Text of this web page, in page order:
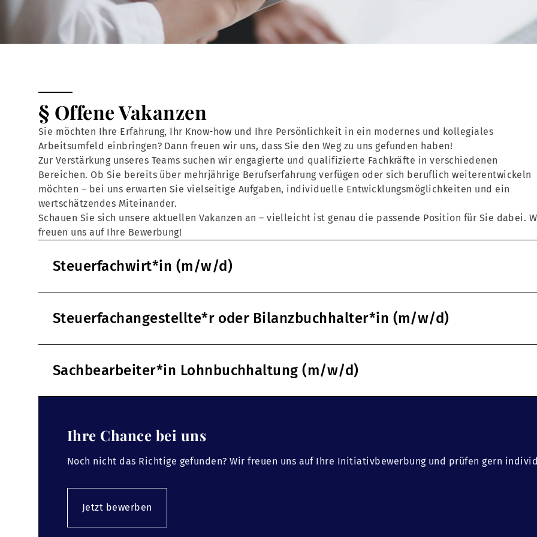
§ Offene Vakanzen
Sie möchten Ihre Erfahrung, Ihr Know-how und Ihre Persönlichkeit in ein modernes und kollegiales
Arbeitsumfeld einbringen? Dann freuen wir uns, dass Sie den Weg zu uns gefunden haben!
Zur Verstärkung unseres Teams suchen wir engagierte und qualifizierte Fachkräfte in verschiedenen
Bereichen. Ob Sie bereits über mehrjährige Berufserfahrung verfügen oder sich beruflich weiterentwickeln
möchten – bei uns erwarten Sie vielseitige Aufgaben, individuelle Entwicklungsmöglichkeiten und ein
wertschätzendes Miteinander.
Schauen Sie sich unsere aktuellen Vakanzen an – vielleicht ist genau die passende Position für Sie dabei.
freuen uns auf Ihre Bewerbung!
Steuerfachwirt*in (m/w/d)
Steuerfachangestellte*r oder Bilanzbuchhalter*in (m/w/d)
Sachbearbeiter*in Lohnbuchhaltung (m/w/d)
Ihre Chance bei uns
Noch nicht das Richtige gefunden? Wir freuen uns auf Ihre Initiativbewerbung und prüfen gern
Jetzt bewerben